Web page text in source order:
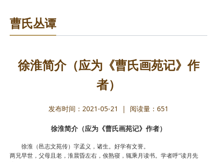
曹氏丛谭
徐淮简介（应为《曹氏画苑记》作
者）
发布时间：2021-05-21 | 阅读量： 651
徐淮简介（应为《曹氏画苑记》作者）
徐淮（邑志文苑传）字孟义，诸生。好学有文誉。
两兄早世，父母且老，淮晨昏左右，俟熟寝，辄乘月读书。学者呼“读月先